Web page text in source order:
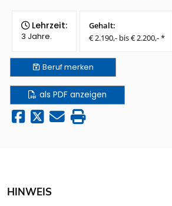
Lehrzeit:
3 Jahre.
Gehalt:
€ 2.190,- bis € 2.200,- *
Berufmerken
als PDF anzeigen
HINWEIS